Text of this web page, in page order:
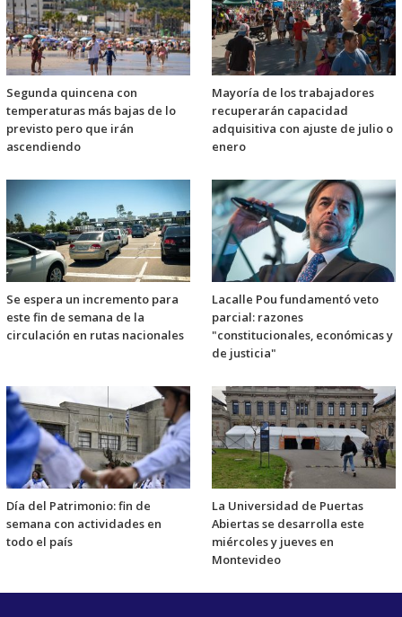
Segunda quincena con
temperaturas más bajas de lo
previsto pero que irán
ascendiendo
Mayoría de los trabajadores
recuperarán capacidad
adquisitiva con ajuste de julio o
enero
Se espera un incremento para
este fin de semana de la
circulación en rutas nacionales
Lacalle Pou fundamentó veto
parcial: razones
"constitucionales, económicas y
de justicia"
Día del Patrimonio: fin de
semana con actividades en
todo el país
La Universidad de Puertas
Abiertas se desarrolla este
miércoles y jueves en
Montevideo